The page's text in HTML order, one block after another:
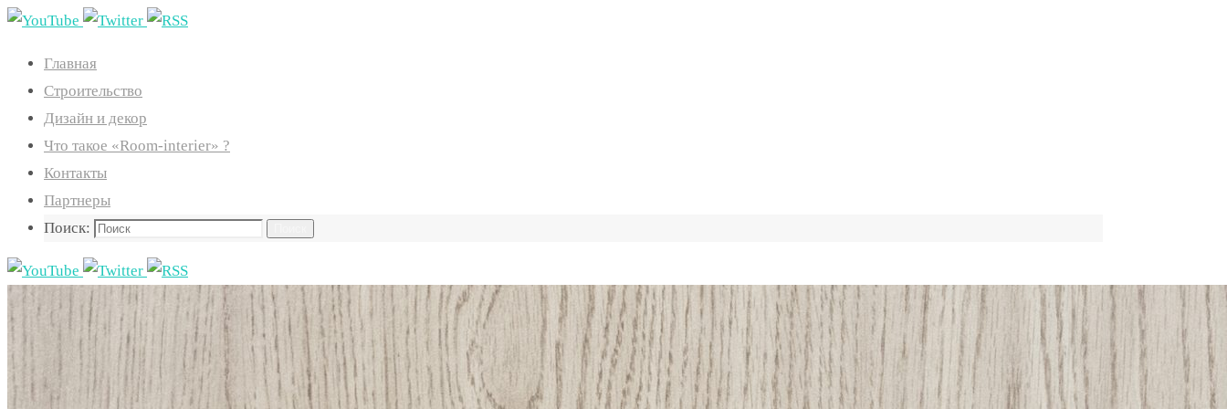
Главная
Строительство
Дизайн и декор
Что такое «Room-interier» ?
Контакты
Партнеры
Поиск: